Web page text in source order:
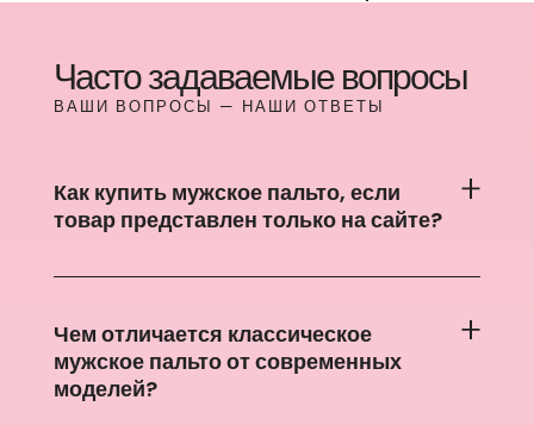
Часто задаваемые вопросы
ВАШИ ВОПРОСЫ — НАШИ ОТВЕТЫ
Как купить мужское пальто, если
товар представлен только на сайте?
Чем отличается классическое
мужское пальто от современных
моделей?